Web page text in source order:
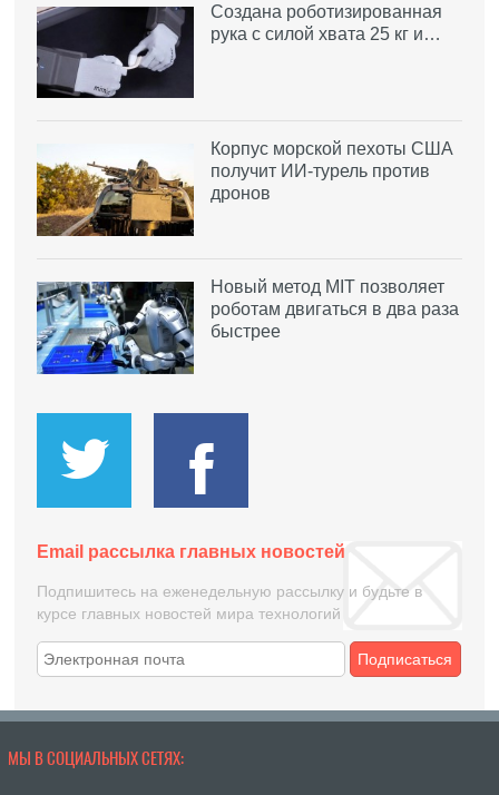
Создана роботизированная
рука с силой хвата 25 кг и…
Корпус морской пехоты США
получит ИИ-турель против
дронов
Новый метод MIT позволяет
роботам двигаться в два раза
быстрее
Email рассылка главных новостей
Подпишитесь на еженедельную рассылку и будьте в
курсе главных новостей мира технологий
Подписаться
МЫ В СОЦИАЛЬНЫХ СЕТЯХ: